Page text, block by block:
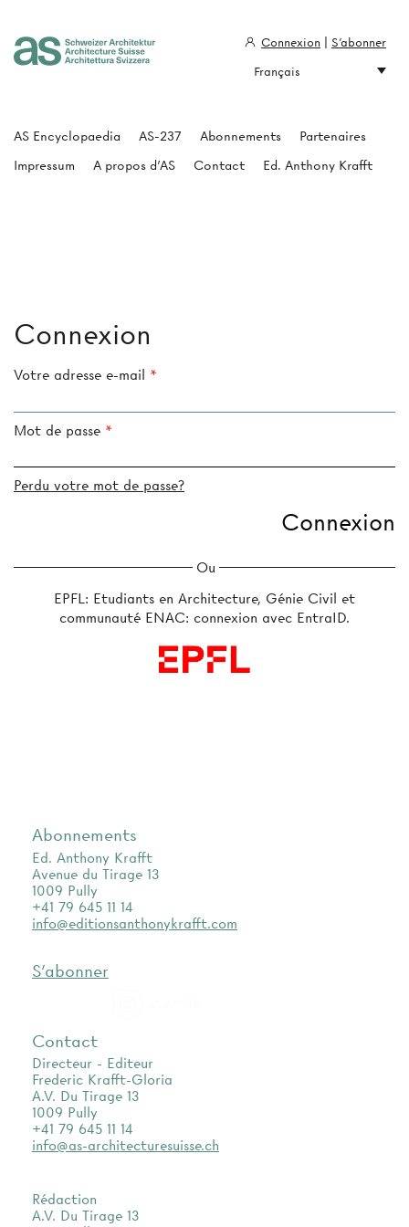
Connexion
Votre adresse e-mail
Mot de passe
Perdu votre mot de passe?
Ou
EPFL: Etudiants en Architecture, Génie Civil et
communauté ENAC: connexion avec EntraID.
AS Encyclopaedia AS-237 Abonnements
Partenaires
Impressum
A propos d'AS Contact Ed. Anthony Krafft
Connexion
S'abonner
Français
Abonnements
Ed. Anthony Krafft
Avenue du Tirage 13
1009 Pully
+41 79 645 11 14
info@editionsanthonykrafft.com
S'abonner
Contact
Directeur - Editeur
Frederic Krafft-Gloria
A.V. Du Tirage 13
1009 Pully
+41 79 645 11 14
info@as-architecturesuisse.ch
Rédaction
A.V. Du Tirage 13